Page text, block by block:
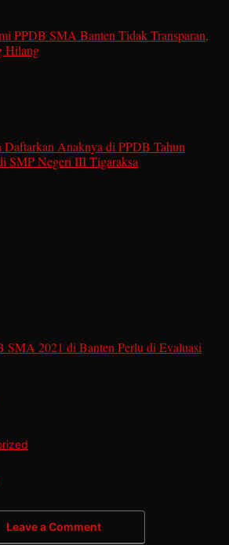
PPDB SMA Banten Tidak Transparan,
Hilang
Daftarkan Anaknya di PPDB Tahun
SMP Negeri III Tigaraksa
SMA 2021 di Banten Perlu di Evaluasi
Leave a Comment